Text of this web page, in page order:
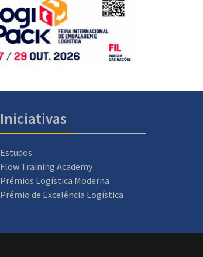
Iniciativas
Estudos
Flow Training Academy
Prémios Logística Moderna
Prémio de Excelência Logística